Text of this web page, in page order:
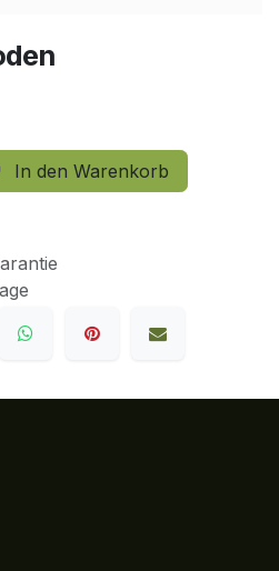
In den Warenkorb